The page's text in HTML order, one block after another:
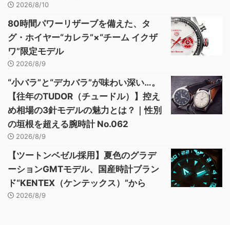
2026/8/10
80時間パワーリザーブを備えた、タ
グ・ホイヤー“カレラ”×“チーム イクザ
ワ”限定モデル
2026/8/9
“小バラ”と“デカバラ”が味わい深い…。
【往年のTUDOR（チュードル）】控え
め相場の3針モデルの魅力とは？｜性別
の垣根を超える腕時計 No.062
2026/8/9
【ツートンベゼル採用】夏色のグラデ
ーションGMTモデル、国産時計ブラン
ド“KENTEX（ケンテックス）”から
2026/8/9